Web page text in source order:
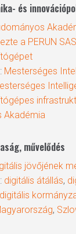
és
a PERUN SAS
Mesterséges
Akadémia
művelődés
jövőjének
digitális átállás,
digitális
,